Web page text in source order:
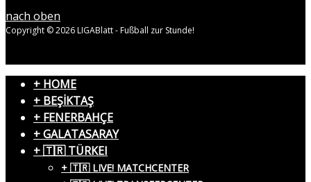
nach oben
Copyright © 2026 LIGABlatt - Fußball zur Stunde!
+ HOME
+ BEŞİKTAŞ
+ FENERBAHÇE
+ GALATASARAY
+ 🇹🇷 TÜRKEI
+ 🇹🇷 LIVE! MATCHCENTER